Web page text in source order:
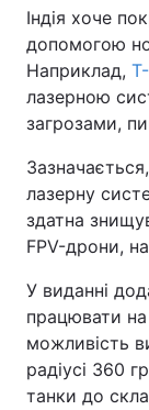
Індія хоче
допомогою
Наприклад,
лазерною
загрозами,
лазерну
здатна
FPV-дрони,
У виданні
працювати на
можливість
радіусі 360
танки до